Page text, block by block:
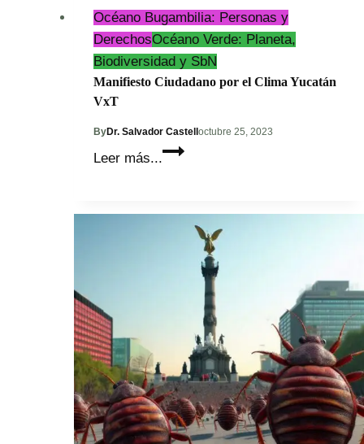
Océano Bugambilia: Personas y
DerechosOcéano Verde: Planeta,
Biodiversidad y SbN
Manifiesto Ciudadano por el Clima Yucatán
VxT
ByDr. Salvador Castell octubre 25, 2023
Leer más...
Manifiesto
el
Yucatán